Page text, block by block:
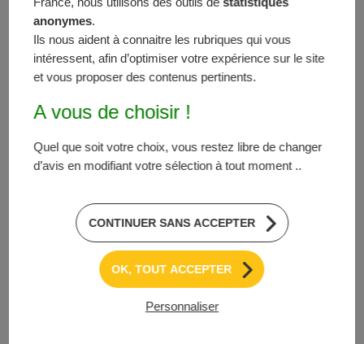
von Maize in France für die
Verwaltung der an den
FNPSMS gerichteten
Anfragen in einer Datei
gespeichert.
Jahre lang aufbewahrt und
sind für die
Kommunikationsabteilung
von FNPSMS bestimmt.
anonymes.
Ils nous aident à connaitre les rubriques qui vous
intéressent, afin d’optimiser votre expérience sur le site
et vous proposer des contenus pertinents.
A vous de choisir !
Quel que soit votre choix, vous restez libre de changer
d’avis en modifiant votre sélection à tout moment ..
OK, TOUT ACCEPTER
CONTINUER SANS ACCEPTER
Personnaliser